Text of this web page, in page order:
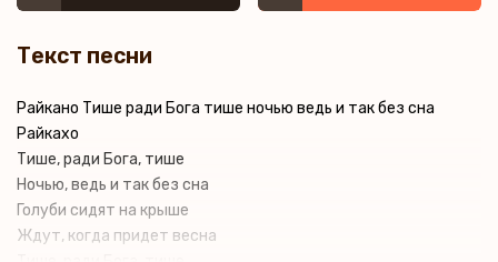
Текст песни
Райкано Тише ради Бога тише ночью ведь и так без сна
Райкахо
Тише, ради Бога, тише
Ночью, ведь и так без сна
Голуби сидят на крыше
Ждут, когда придет весна